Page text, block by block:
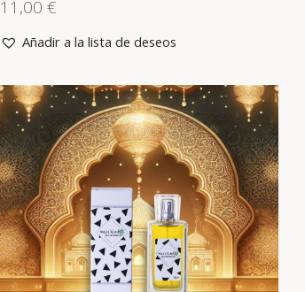
11,00 €
Añadir a la lista de deseos